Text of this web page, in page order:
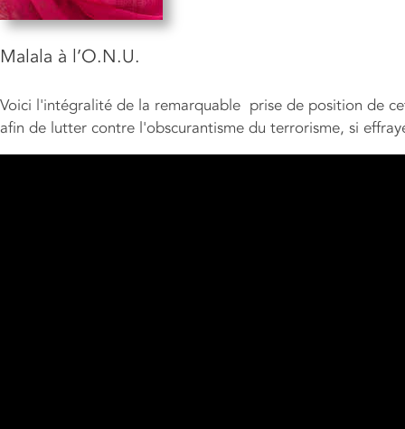
Malala à l’O.N.U.
Voici l'intégralité de la remarquable prise de position de
afin de lutter contre l'obscurantisme du terrorisme, si